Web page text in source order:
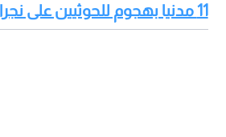
11 مدنيا بهجوم للحوثيين على نجران